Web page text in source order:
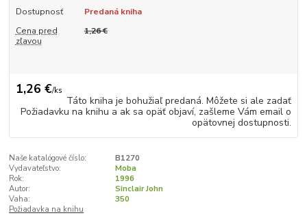
Dostupnosť
Predaná kniha
Cena pred
zľavou
1,26 €
1,26 €/ks
Táto kniha je bohužiaľ predaná. Môžete si ale zadať
Požiadavku na knihu a ak sa opäť objaví, zašleme Vám email o
opätovnej dostupnosti.
Naše katalógové číslo:
B1270
Vydavateľstvo:
Moba
Rok:
1996
Autor:
Sinclair John
Vaha:
350
Požiadavka na knihu